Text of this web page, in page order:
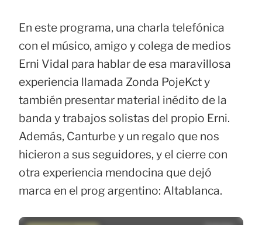
En este programa, una charla telefónica
con el músico, amigo y colega de medios
Erni Vidal para hablar de esa maravillosa
experiencia llamada Zonda PojeKct y
también presentar material inédito de la
banda y trabajos solistas del propio Erni.
Además, Canturbe y un regalo que nos
hicieron a sus seguidores, y el cierre con
otra experiencia mendocina que dejó
marca en el prog argentino: Altablanca.